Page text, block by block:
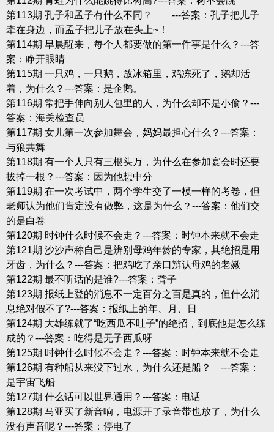
第113期 孔子和孟子有什么不同？ ---答案：孔子把儿子
牵在身边，而孟子把儿子放在头上~！
第114期 早晨醒来，每个人都要做的第一件事是什么？---答
案：睁开眼睛
第115期 一只鸡，一只鹅，放冰箱里，鸡冻死了，鹅却活
着，为什么？---答案：是企鹅。
第116期 常把手伸向别人包里的人，为什么却不是小偷？---
答案：海关检查员
第117期 女儿第一次参加舞会，妈妈最担心什么？---答案：
与狼共舞
第118期 有一个人只有三根头万，为什么在参加宴会时还要
拔掉一根？---答案：因为他想中分
第119期 在一次考试中，两个学生交了一模一样的考卷，但
老师认为他们肯定没有做弊，这是为什么？---答案：他们交
的是白卷
第120期 时钟什么时候不会走？---答案：时钟本来就不会走
第121期 沙沙声称自己是辨别母鸡年龄的专家，其绝招是用
牙齿，为什么？---答案：把鸡吃了亲口辨认母鸡的老嫩
第122期 最不听话的是谁?---答案：聋子
第123期 报纸上登的消息不一定百分之百是真的，但什么消
息绝对假不了?---答案：报纸上的年、月、日
第124期 大雄练就了“吃西瓜不吐子”的绝招，到底他是怎么练
成的？---答案：吃得是无子西瓜呀
第125期 时钟什么时候不会走？---答案：时钟本来就不会走
第126期 有种船从来没下过水，为什么还是船？ ---答案：
是宇宙飞船
第127期 什么话可以世界通用？---答案：电话
第128期 马亚买了新音响，电源开了录音带也放了，为什么
没有声音呢？---答案：停电了